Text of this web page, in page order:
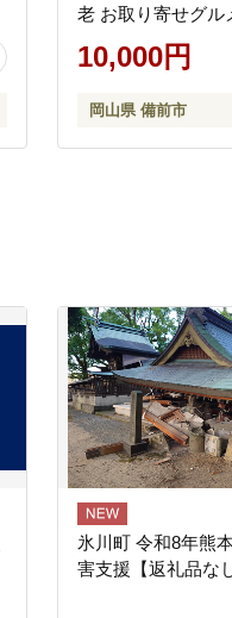
老 お取り寄せグル
のお供 オイルふり
生産 干し海老 ガ
いうま味 食べ方さ
名産 ソウルフード
10,000円
岡山県 備前市
氷川町 令和8年熊
害支援【返礼品な